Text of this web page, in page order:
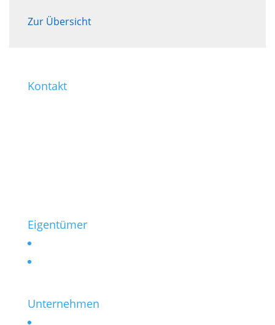
Zur Übersicht
Kontakt
Eigentümer
Unternehmen